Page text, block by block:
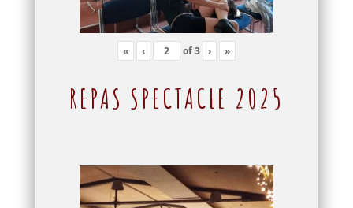
« ‹ of3 › »
REPAS SPECTACLE 2025